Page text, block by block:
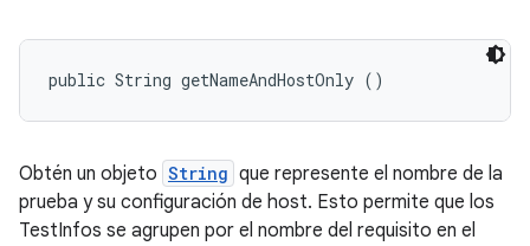
public String getNameAndHostOnly ()
Obtén un objeto String que represente el nombre de la
prueba y su configuración de host. Esto permite que los
TestInfos se agrupen por el nombre del requisito en el